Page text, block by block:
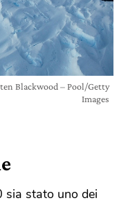
Blackwood – Pool/Getty
Images
sia stato uno dei